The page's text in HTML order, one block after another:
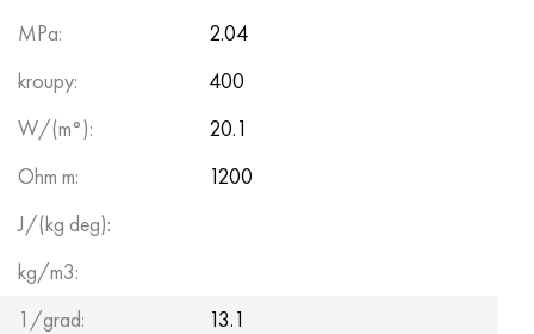
MPa:
2.04
kroupy:
400
W/(m°):
20.1
Ohm m:
1200
J/(kg deg):
kg/m3:
1/grad:
13.1